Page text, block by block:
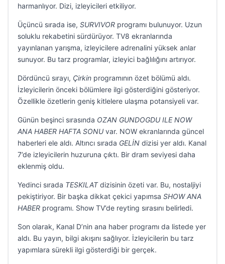
harmanlıyor. Dizi, izleyicileri etkiliyor.
Üçüncü sırada ise, SURVIVOR programı bulunuyor. Uzun
soluklu rekabetini sürdürüyor. TV8 ekranlarında
yayınlanan yarışma, izleyicilere adrenalini yüksek anlar
sunuyor. Bu tarz programlar, izleyici bağlılığını artırıyor.
Dördüncü sırayı, Çirkin programının özet bölümü aldı.
İzleyicilerin önceki bölümlere ilgi gösterdiğini gösteriyor.
Özellikle özetlerin geniş kitlelere ulaşma potansiyeli var.
Günün beşinci sırasında OZAN GUNDOGDU ILE NOW
ANA HABER HAFTA SONU var. NOW ekranlarında güncel
haberleri ele aldı. Altıncı sırada GELİN dizisi yer aldı. Kanal
7’de izleyicilerin huzuruna çıktı. Bir dram seviyesi daha
eklenmiş oldu.
Yedinci sırada TESKILATdizisinin özeti var. Bu, nostaljiyi
pekiştiriyor. Bir başka dikkat çekici yapımsa SHOW ANA
HABER programı. Show TV’de reyting sırasını belirledi.
Son olarak, Kanal D’nin ana haber programı da listede yer
aldı. Bu yayın, bilgi akışını sağlıyor. İzleyicilerin bu tarz
yapımlara sürekli ilgi gösterdiği bir gerçek.